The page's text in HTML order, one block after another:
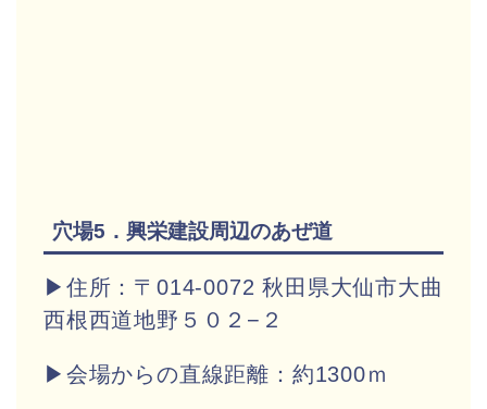
穴場5．興栄建設周辺のあぜ道
▶住所：〒014-0072 秋田県大仙市大曲
西根西道地野５０２−２
▶会場からの直線距離：約1300ｍ